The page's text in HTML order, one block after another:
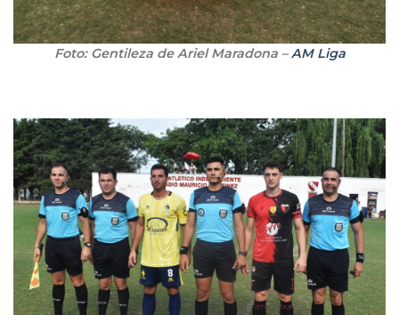
Foto: Gentileza de Ariel Maradona –AM Liga